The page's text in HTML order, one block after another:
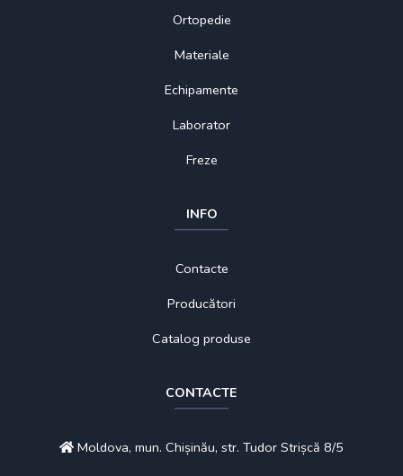
Ortopedie
Materiale
Echipamente
Laborator
Freze
INFO
Contacte
Producători
Catalog produse
CONTACTE
Moldova, mun. Chișinău, str. Tudor Strișcă 8/5